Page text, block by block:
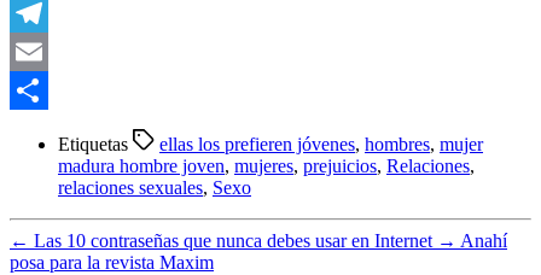
WhatsApp
Telegram
Email
Etiquetas ellas los prefieren jóvenes, hombres, mujer
madura hombre joven, mujeres, prejuicios, Relaciones,
relaciones sexuales, Sexo
← Las 10 contraseñas que nunca debes usar en Internet → Anahí
posa para la revista Maxim